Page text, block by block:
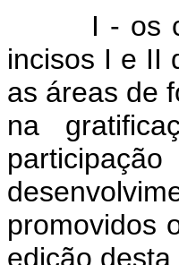
I - os
incisos I e II
as áreas de
na
promovidos
edição